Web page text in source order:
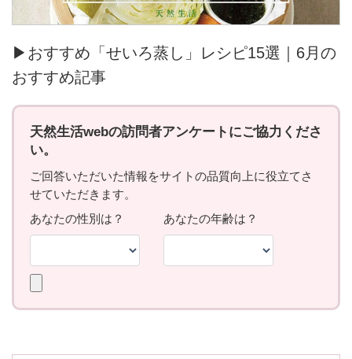
▶おすすめ「せいろ蒸し」レシピ15選｜6月の
おすすめ記事